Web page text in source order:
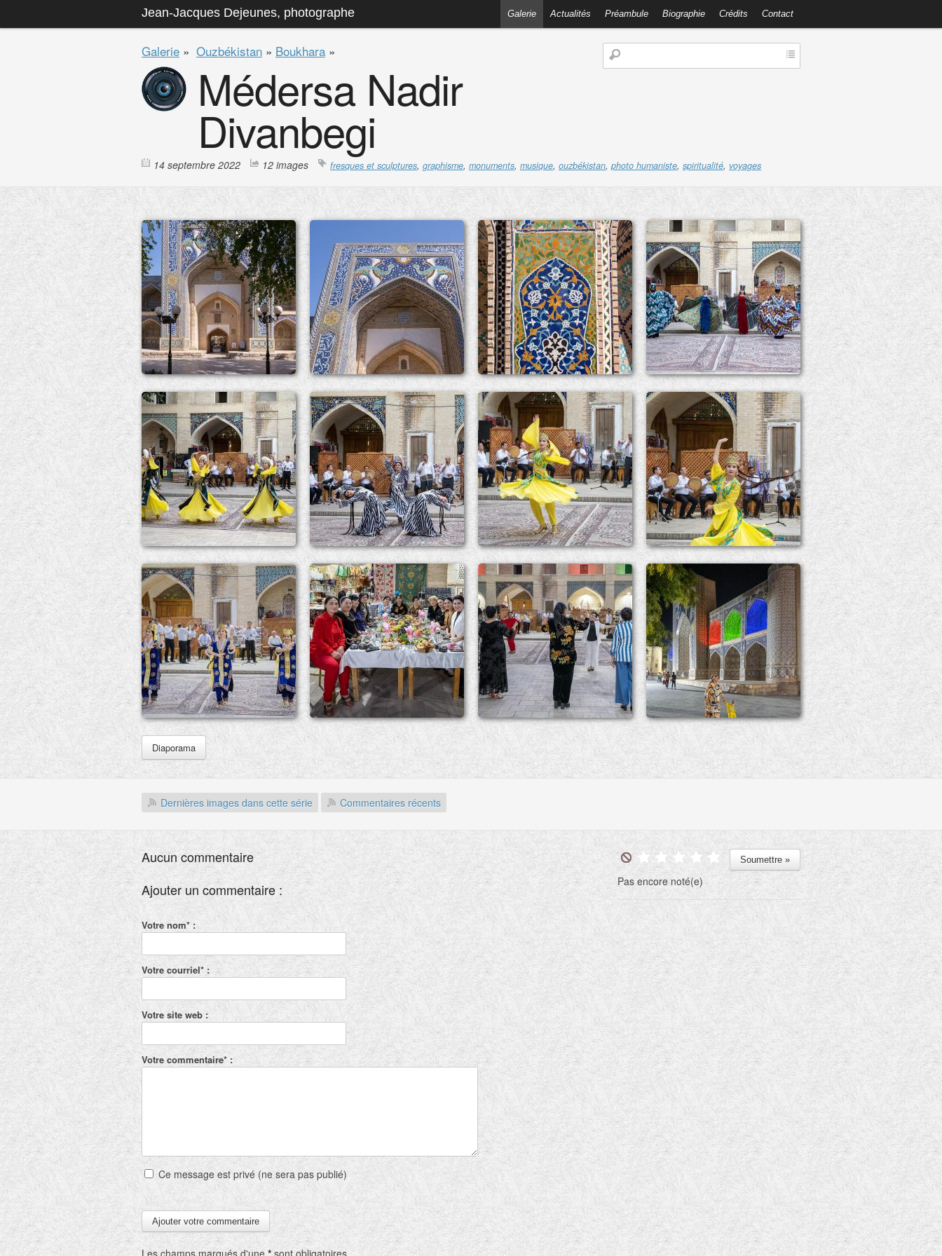
Jean-Jacques Dejeunes, photographe Galerie Actualités Préambule Biographie Crédits Contact
Galerie » Ouzbékistan » Boukhara »
Médersa Nadir
Divanbegi
14 septembre 2022 12 images fresques et sculptures, graphisme, monuments, musique, ouzbékistan, photo humaniste, spiritualité, voyages
Diaporama
Dernières images dans cette série Commentaires récents
Pas encore noté(e)
Aucun commentaire
Ajouter un commentaire :
Votre nom* :
Votre courriel* :
Votre site web :
Votre commentaire* :
Ce message est privé (ne sera pas publié)
Les champs marqués d'une * sont obligatoires.